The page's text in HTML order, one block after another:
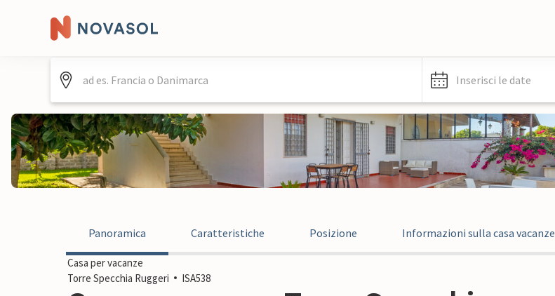
Inserisci le date
Panoramica Caratteristiche Posizione Informazioni sulla casa vacanze
Casa per vacanze
Torre Specchia Ruggeri
ISA538